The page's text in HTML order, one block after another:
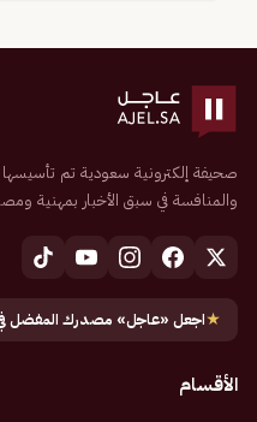
والمنافسة في سبق الأخبار بمهنية
★اجعل «عاجل» مصدرك المفضل
الأقسام